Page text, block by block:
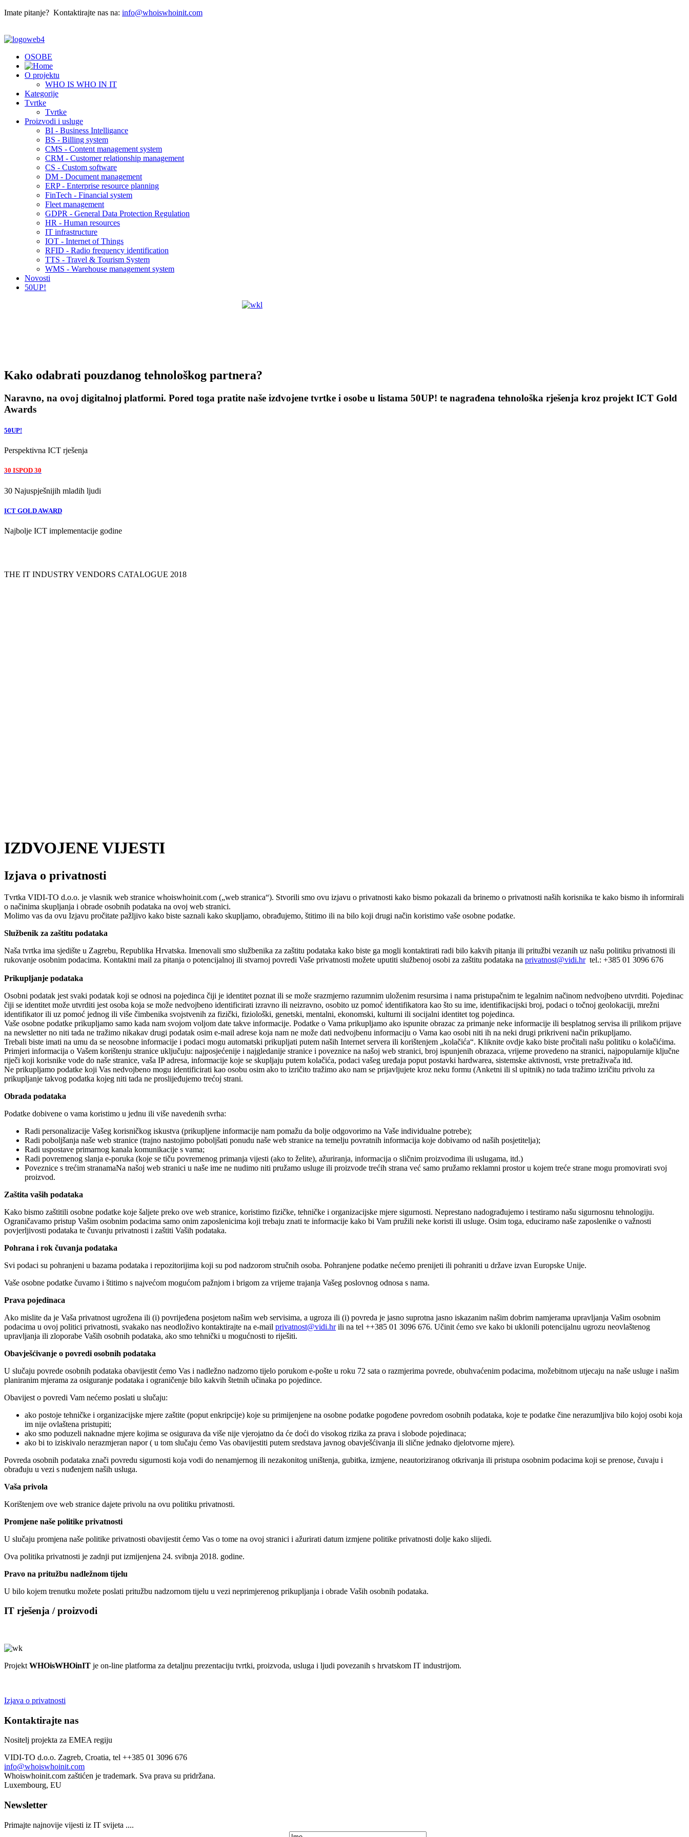
Imate pitanje? Kontaktirajte nas na: info@whoiswhoinit.com
OSOBE
O projektu
WHO IS WHO IN IT
Kategorije
Tvrtke
Tvrtke
Proizvodi i usluge
BI - Business Intelligance
BS - Billing system
CMS - Content management system
CRM - Customer relationship management
CS - Custom software
DM - Document management
ERP - Enterprise resource planning
FinTech - Financial system
Fleet management
GDPR - General Data Protection Regulation
HR - Human resources
IT infrastructure
IOT - Internet of Things
RFID - Radio frequency identification
TTS - Travel & Tourism System
WMS - Warehouse management system
Novosti
50UP!
Kako odabrati pouzdanog tehnološkog partnera?
Naravno, na ovoj digitalnoj platformi. Pored toga pratite naše izdvojene tvrtke i osobe u listama 50UP! te nagrađena tehnološka rješenja kroz projekt ICT Gold
Awards
50UP!
Perspektivna ICT rješenja
30 ISPOD 30
30 Najuspješnijih mladih ljudi
ICT GOLD AWARD
Najbolje ICT implementacije godine
THE IT INDUSTRY VENDORS CATALOGUE 2018
IZDVOJENE VIJESTI
Izjava o privatnosti
Tvrtka VIDI-TO d.o.o. je vlasnik web stranice whoiswhoinit.com („web stranica“). Stvorili smo ovu izjavu o privatnosti kako bismo pokazali da brinemo o privatnosti naših korisnika te kako bismo ih informirali
o načinima skupljanja i obrade osobnih podataka na ovoj web stranici.
Molimo vas da ovu Izjavu pročitate pažljivo kako biste saznali kako skupljamo, obrađujemo, štitimo ili na bilo koji drugi način koristimo vaše osobne podatke.
Službenik za zaštitu podataka
Naša tvrtka ima sjedište u Zagrebu, Republika Hrvatska. Imenovali smo službenika za zaštitu podataka kako biste ga mogli kontaktirati radi bilo kakvih pitanja ili pritužbi vezanih uz našu politiku privatnosti ili
rukovanje osobnim podacima. Kontaktni mail za pitanja o potencijalnoj ili stvarnoj povredi Vaše privatnosti možete uputiti službenoj osobi za zaštitu podataka na privatnost@vidi.hrtel.: +385 01 3096 676
Prikupljanje podataka
Osobni podatak jest svaki podatak koji se odnosi na pojedinca čiji je identitet poznat ili se može srazmjerno razumnim uloženim resursima i nama pristupačnim te legalnim načinom nedvojbeno utvrditi. Pojedinac
čiji se identitet može utvrditi jest osoba koja se može nedvojbeno identificirati izravno ili neizravno, osobito uz pomoć identifikatora kao što su ime, identifikacijski broj, podaci o točnoj geolokaciji, mrežni
identifikator ili uz pomoć jednog ili više čimbenika svojstvenih za fizički, fiziološki, genetski, mentalni, ekonomski, kulturni ili socijalni identitet tog pojedinca.
Vaše osobne podatke prikupljamo samo kada nam svojom voljom date takve informacije. Podatke o Vama prikupljamo ako ispunite obrazac za primanje neke informacije ili besplatnog servisa ili prilikom prijave
na newsletter no niti tada ne tražimo nikakav drugi podatak osim e-mail adrese koja nam ne može dati nedvojbenu informaciju o Vama kao osobi niti ih na neki drugi prikriveni način prikupljamo.
Trebali biste imati na umu da se neosobne informacije i podaci mogu automatski prikupljati putem naših Internet servera ili korištenjem „kolačića“. Kliknite ovdje kako biste pročitali našu politiku o kolačićima.
Primjeri informacija o Vašem korištenju stranice uključuju: najposjećenije i najgledanije stranice i poveznice na našoj web stranici, broj ispunjenih obrazaca, vrijeme provedeno na stranici, najpopularnije ključne
riječi koji korisnike vode do naše stranice, vaša IP adresa, informacije koje se skupljaju putem kolačića, podaci vašeg uređaja poput postavki hardwarea, sistemske aktivnosti, vrste pretraživača itd.
Ne prikupljamo podatke koji Vas nedvojbeno mogu identificirati kao osobu osim ako to izričito tražimo ako nam se prijavljujete kroz neku formu (Anketni ili sl upitnik) no tada tražimo izričitu privolu za
prikupljanje takvog podatka kojeg niti tada ne proslijeđujemo trećoj strani.
Obrada podataka
Podatke dobivene o vama koristimo u jednu ili više navedenih svrha:
Radi personalizacije Vašeg korisničkog iskustva (prikupljene informacije nam pomažu da bolje odgovorimo na Vaše individualne potrebe);
Radi poboljšanja naše web stranice (trajno nastojimo poboljšati ponudu naše web stranice na temelju povratnih informacija koje dobivamo od naših posjetitelja);
Radi uspostave primarnog kanala komunikacije s vama;
Radi povremenog slanja e-poruka (koje se tiču povremenog primanja vijesti (ako to želite), ažuriranja, informacija o sličnim proizvodima ili uslugama, itd.)
Poveznice s trećim stranamaNa našoj web stranici u naše ime ne nudimo niti pružamo usluge ili proizvode trećih strana već samo pružamo reklamni prostor u kojem treće strane mogu promovirati svoj
proizvod.
Zaštita vaših podataka
Kako bismo zaštitili osobne podatke koje šaljete preko ove web stranice, koristimo fizičke, tehničke i organizacijske mjere sigurnosti. Neprestano nadograđujemo i testiramo našu sigurnosnu tehnologiju.
Ograničavamo pristup Vašim osobnim podacima samo onim zaposlenicima koji trebaju znati te informacije kako bi Vam pružili neke koristi ili usluge. Osim toga, educiramo naše zaposlenike o važnosti
povjerljivosti podataka te čuvanju privatnosti i zaštiti Vaših podataka.
Pohrana i rok čuvanja podataka
Svi podaci su pohranjeni u bazama podataka i repozitorijima koji su pod nadzorom stručnih osoba. Pohranjene podatke nećemo prenijeti ili pohraniti u države izvan Europske Unije.
Vaše osobne podatke čuvamo i štitimo s najvećom mogućom pažnjom i brigom za vrijeme trajanja Vašeg poslovnog odnosa s nama.
Prava pojedinaca
Ako mislite da je Vaša privatnost ugrožena ili (i) povrijeđena posjetom našim web servisima, a ugroza ili (i) povreda je jasno suprotna jasno iskazanim našim dobrim namjerama upravljanja Vašim osobnim
podacima u ovoj politici privatnosti, svakako nas neodloživo kontaktirajte na e-mail privatnost@vidi.hrili na tel ++385 01 3096 676. Učinit ćemo sve kako bi uklonili potencijalnu ugrozu neovlaštenog
upravljanja ili zloporabe Vaših osobnih podataka, ako smo tehnički u mogućnosti to riješiti.
Obavješćivanje o povredi osobnih podataka
U slučaju povrede osobnih podataka obavijestit ćemo Vas i nadležno nadzorno tijelo porukom e-pošte u roku 72 sata o razmjerima povrede, obuhvaćenim podacima, možebitnom utjecaju na naše usluge i našim
planiranim mjerama za osiguranje podataka i ograničenje bilo kakvih štetnih učinaka po pojedince.
Obavijest o povredi Vam nećemo poslati u slučaju:
ako postoje tehničke i organizacijske mjere zaštite (poput enkripcije) koje su primijenjene na osobne podatke pogođene povredom osobnih podataka, koje te podatke čine nerazumljiva bilo kojoj osobi koja
im nije ovlaštena pristupiti;
ako smo poduzeli naknadne mjere kojima se osigurava da više nije vjerojatno da će doći do visokog rizika za prava i slobode pojedinaca;
ako bi to iziskivalo nerazmjeran napor ( u tom slučaju ćemo Vas obavijestiti putem sredstava javnog obavješćivanja ili slične jednako djelotvorne mjere).
Povreda osobnih podataka znači povredu sigurnosti koja vodi do nenamjernog ili nezakonitog uništenja, gubitka, izmjene, neautoriziranog otkrivanja ili pristupa osobnim podacima koji se prenose, čuvaju i
obrađuju u vezi s nuđenjem naših usluga.
Vaša privola
Korištenjem ove web stranice dajete privolu na ovu politiku privatnosti.
Promjene naše politike privatnosti
U slučaju promjena naše politike privatnosti obavijestit ćemo Vas o tome na ovoj stranici i ažurirati datum izmjene politike privatnosti dolje kako slijedi.
Ova politika privatnosti je zadnji put izmijenjena 24. svibnja 2018. godine.
Pravo na pritužbu nadležnom tijelu
U bilo kojem trenutku možete poslati pritužbu nadzornom tijelu u vezi neprimjerenog prikupljanja i obrade Vaših osobnih podataka.
IT rješenja / proizvodi
Projekt WHOisWHOinIT je on-line platforma za detaljnu prezentaciju tvrtki, proizvoda, usluga i ljudi povezanih s hrvatskom IT industrijom.
Izjava o privatnosti
Kontaktirajte nas
Nositelj projekta za EMEA regiju
VIDI-TO d.o.o. Zagreb, Croatia, tel ++385 01 3096 676
info@whoiswhoinit.com
Whoiswhoinit.com zaštićen je trademark. Sva prava su pridržana.
Luxembourg, EU
Newsletter
Primajte najnovije vijesti iz IT svijeta ....